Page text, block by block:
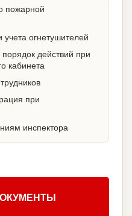
пожарной
огнетушителей
действий при
кабинета
при
инспектора